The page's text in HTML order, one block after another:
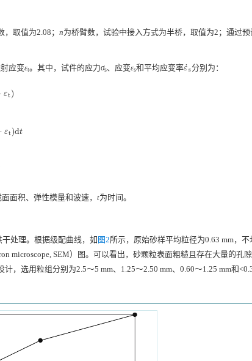
取值为2.08； n为桥臂数，试验中接入方式为半桥，取值为2；通过
应变εt。其中，试件的应力σs、应变εs和平均应变率ε˙s
ε˙s分别为：
εt)
t )
εt)dt
) dt
面积、弹性模量和波速， t为时间。
处理。根据级配曲线，如 图2所示，原始砂样平均粒径为0.63 mm，
microscope, SEM）图。可以看出，砂颗粒表面粗糙且存在大量的孔
，选用粒组分别为2.5～5 mm、1.25～2.50 mm、0.60～1.25 mm和